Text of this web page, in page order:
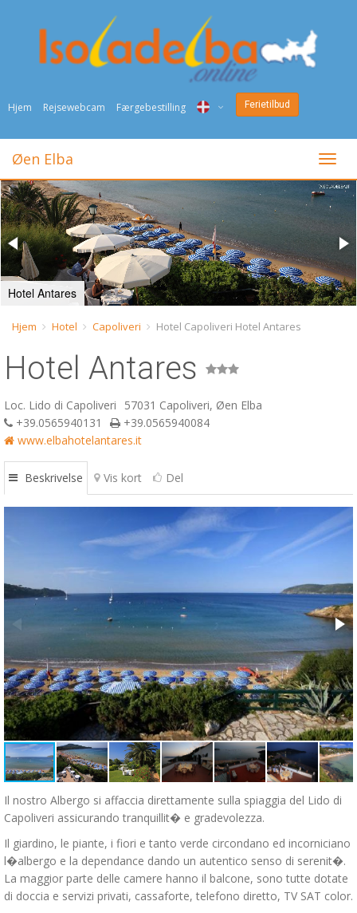
Hjem Rejsewebcam Færgebestilling
ENG
NED
FRA
SLO
Ferietilbud
Togli
Øen Elba
Hotel Antares
Hjem Hotel Capoliveri Hotel Capoliveri Hotel Antares
Hotel Antares
Loc. Lido di Capoliveri
57031 Capoliveri, Øen Elba
+39.0565940131
+39.0565940084
www.elbahotelantares.it
Beskrivelse Vis kort Del
Il nostro Albergo si affaccia direttamente sulla spiaggia del Lido di
Capoliveri assicurando tranquillit� e gradevolezza.
Il giardino, le piante, i fiori e tanto verde circondano ed incorniciano
l�albergo e la dependance dando un autentico senso di serenit�.
La maggior parte delle camere hanno il balcone, sono tutte dotate
di doccia e servizi privati, cassaforte, telefono diretto, TV SAT color.